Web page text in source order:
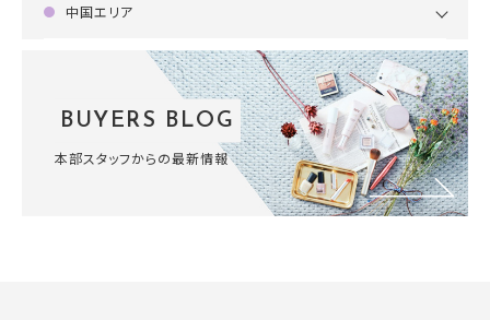
中国エリア
BUYERS BLOG
本部スタッフからの最新情報